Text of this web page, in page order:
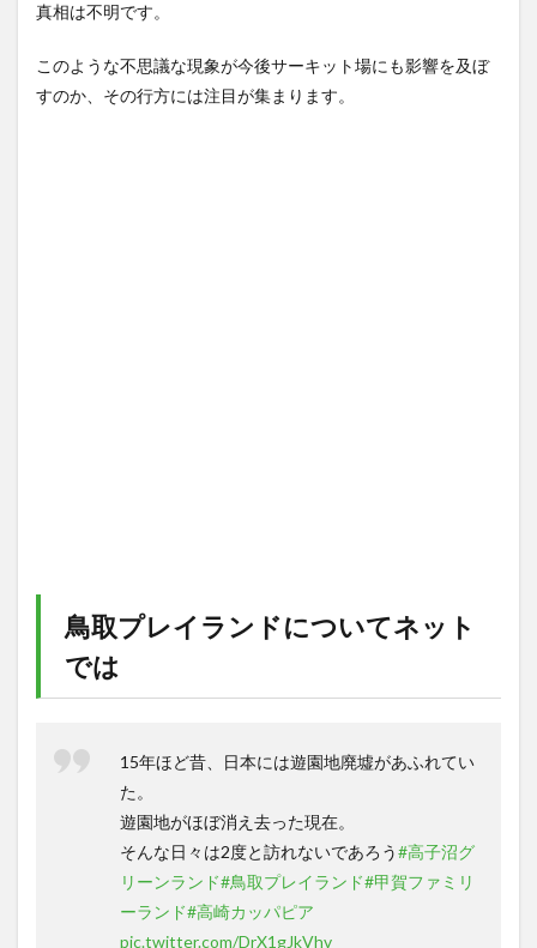
真相は不明です。
このような不思議な現象が今後サーキット場にも影響を及ぼ
すのか、その行方には注目が集まります。
鳥取プレイランドについてネット
では
15年ほど昔、日本には遊園地廃墟があふれてい
た。
遊園地がほぼ消え去った現在。
そんな日々は2度と訪れないであろう#高子沼グ
リーンランド#鳥取プレイランド#甲賀ファミリ
ーランド#高崎カッパピア
pic.twitter.com/DrX1gJkVhv